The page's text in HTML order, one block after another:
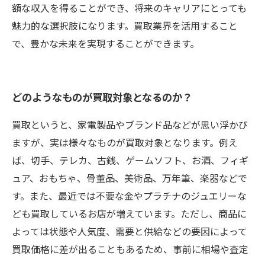
額な収入を得ることができ、将来のキャリアにとっても
魅力的な選択肢になります。買取業界を活用すること
で、豊かな未来を実現することができます。
どのようなものが買取対象となるのか？
買取というと、家電製品やブランド品などが思い浮かび
ますが、実は様々なものが買取対象となります。例え
ば、切手、テレカ、古銭、ゲームソフト、お酒、フィギ
ュア、おもちゃ、骨董品、美術品、万年筆、楽器などで
す。また、最近では不要な金やプラチナのジュエリーな
ども買取しているお店が増えています。ただし、商品に
よっては状態や人気度、需要と供給などの要因によって
買取価格に差が出ることもあるため、事前に相場や査定